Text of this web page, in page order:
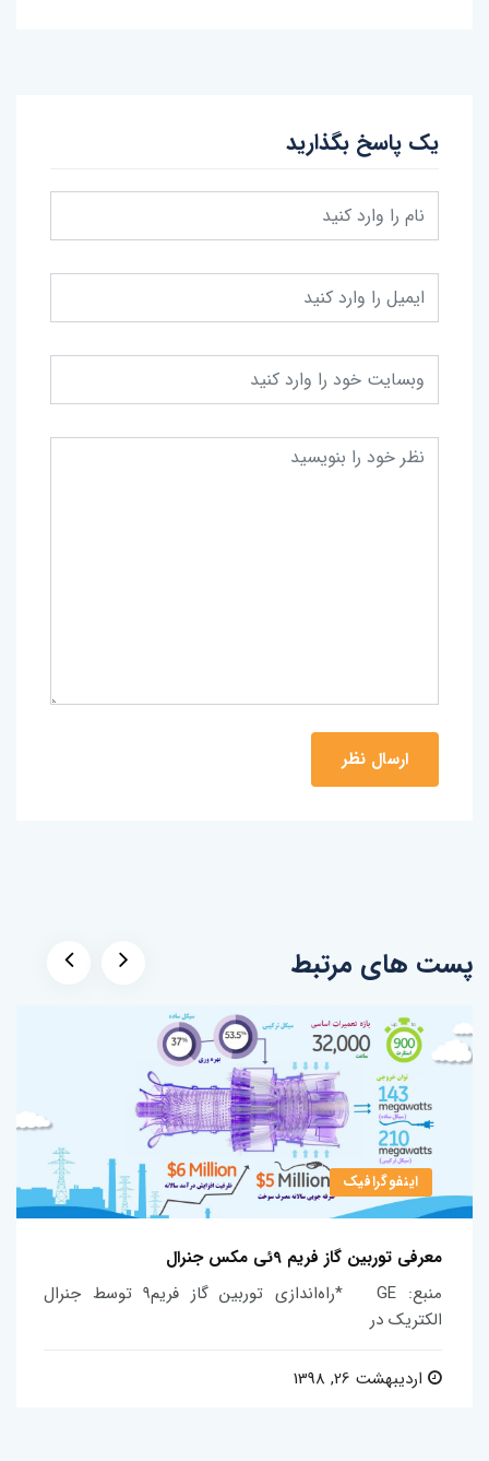
یک پاسخ بگذارید
پست های مرتبط
اینفوگرافیک
معرفی توربین گاز فریم 9ئی مکس جنرال
منبع: GE *راه‌اندازی توربین گاز فریم۹ توسط جنرال
الکتریک در
اردیبهشت 26, 1398